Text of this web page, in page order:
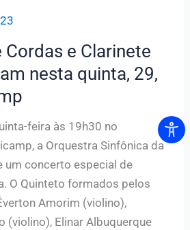
e Clarinete
nesta quinta, 29,
feira às 19h30 no
a Orquestra Sinfônica da
um concerto especial de
O Quinteto formados pelos
Amorim (violino),
(violino), Elinar Albuquerque